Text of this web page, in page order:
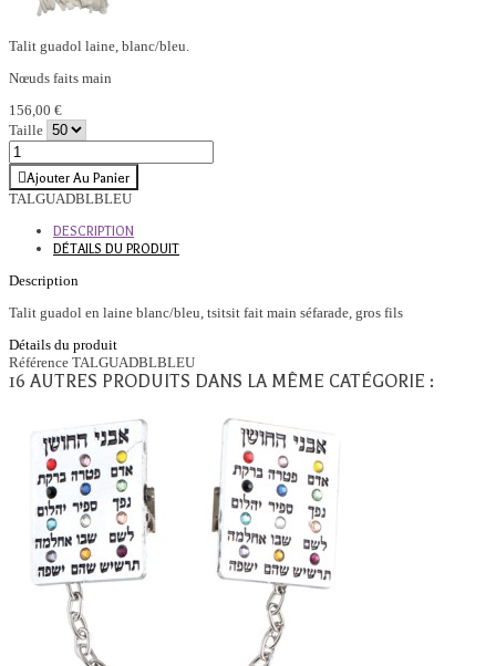
Talit guadol laine, blanc/bleu.
Nœuds faits main
156,00 €
Taille
Ajouter Au Panier
TALGUADBLBLEU
DESCRIPTION
DÉTAILS DU PRODUIT
Description
Talit guadol en laine blanc/bleu, tsitsit fait main séfarade, gros fils
Détails du produit
Référence TALGUADBLBLEU
16 AUTRES PRODUITS DANS LA MÊME CATÉGORIE :